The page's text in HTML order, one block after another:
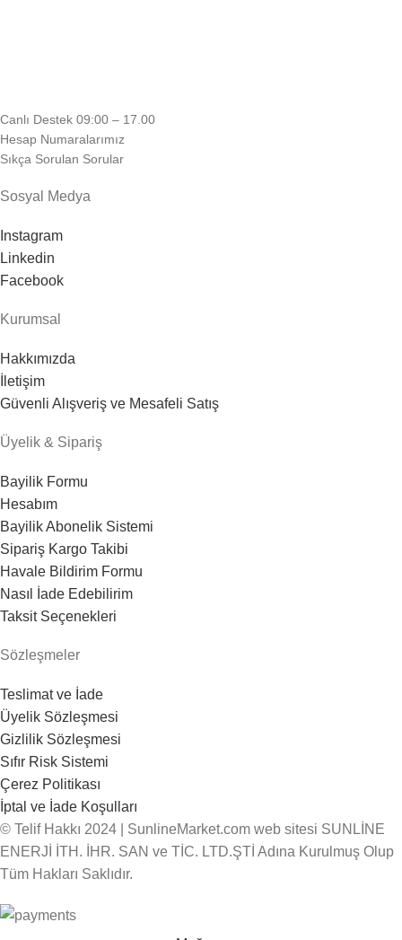
Canlı Destek 09:00 – 17.00
Hesap Numaralarımız
Sıkça Sorulan Sorular
Sosyal Medya
Instagram
Linkedin
Facebook
Kurumsal
Hakkımızda
İletişim
Güvenli Alışveriş ve Mesafeli Satış
Üyelik & Sipariş
Bayilik Formu
Hesabım
Bayilik Abonelik Sistemi
Sipariş Kargo Takibi
Havale Bildirim Formu
Nasıl İade Edebilirim
Taksit Seçenekleri
Sözleşmeler
Teslimat ve İade
Üyelik Sözleşmesi
Gizlilik Sözleşmesi
Sıfır Risk Sistemi
Çerez Politikası
İptal ve İade Koşulları
© Telif Hakkı 2024 | SunlineMarket.com web sitesi SUNLİNE
ENERJİ İTH. İHR. SAN ve TİC. LTD.ŞTİ Adına Kurulmuş Olup
Tüm Hakları Saklıdır.